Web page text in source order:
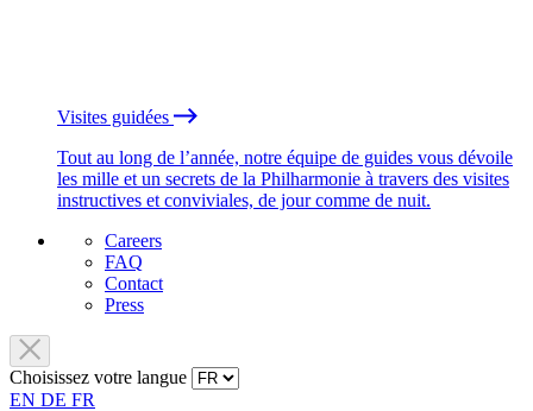
Visites guidées
Tout au long de l’année, notre équipe de guides vous dévoile
les mille et un secrets de la Philharmonie à travers des visites
instructives et conviviales, de jour comme de nuit.
Careers
FAQ
Contact
Press
Choisissez votre langue
EN DE FR